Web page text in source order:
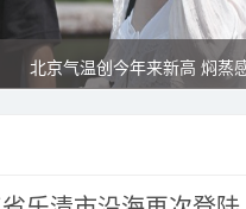
北京气温创今年来新高 焖蒸